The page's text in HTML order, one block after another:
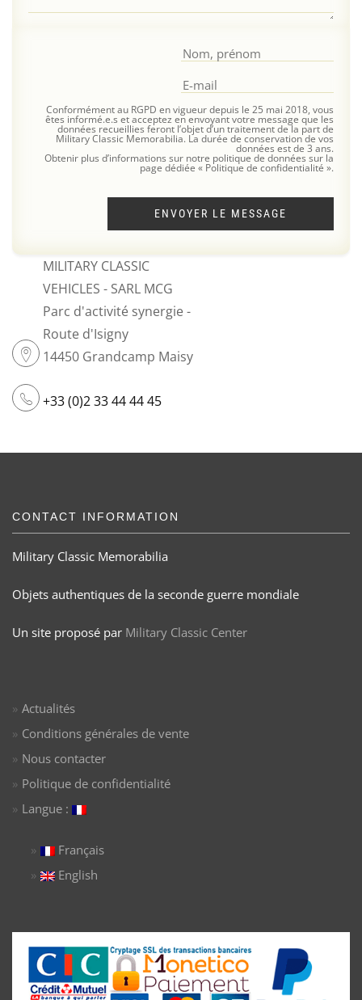
Conformément au RGPD en vigueur depuis le 25 mai 2018, vous
êtes informé.e.s et acceptez en envoyant votre message que les
données recueillies feront l’objet d’un traitement de la part de
Military Classic Memorabilia. La durée de conservation de vos
données est de 3 ans.
Obtenir plus d’informations sur notre politique de données sur la
page dédiée « Politique de confidentialité ».
ENVOYER LE MESSAGE
MILITARY CLASSIC
VEHICLES - SARL MCG
Parc d'activité synergie -
Route d'Isigny
14450 Grandcamp Maisy
+33 (0)2 33 44 44 45
CONTACT INFORMATION
Military Classic Memorabilia
Objets authentiques de la seconde guerre mondiale
Un site proposé par Military Classic Center
Actualités
Conditions générales de vente
Nous contacter
Politique de confidentialité
Langue :
Français
English